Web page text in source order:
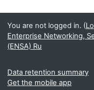
You are not logged in. (
Enterprise Networking,
(ENSA) Ru
Data retention summary
Get the mobile app